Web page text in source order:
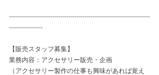
-----------------------------------------------------------------------
-----------------
【販売スタッフ募集】
業務内容：アクセサリー販売・企画
（アクセサリー製作の仕事も興味があれば覚え